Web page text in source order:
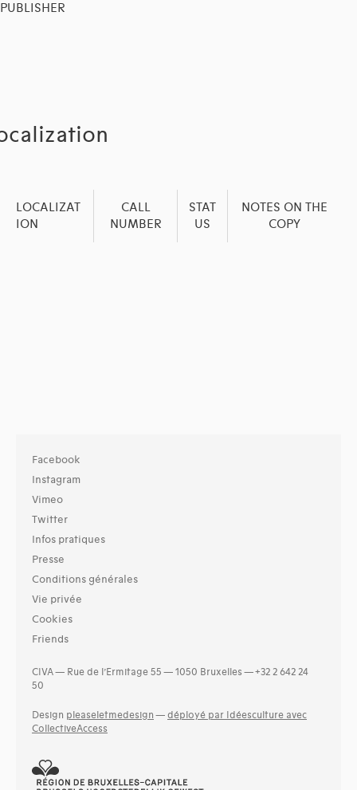
PUBLISHER
LOCALIZAT
ION
CALL
NUMBER
STAT
US
NOTES ON THE
COPY
Facebook
Instagram
Vimeo
Twitter
Infos pratiques
Presse
Conditions générales
Vie privée
Cookies
Friends
CIVA — Rue de l’Ermitage 55 — 1050 Bruxelles — +32 2 642 24
50
Design pleaseletmedesign — déployé par Idéesculture avec
CollectiveAccess